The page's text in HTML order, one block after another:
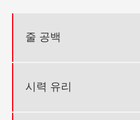
줄 공백
시력 유리